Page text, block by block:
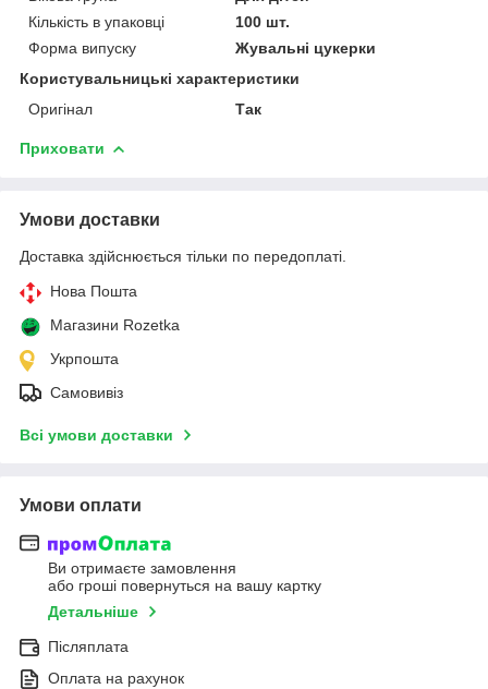
Кількість в упаковці
100 шт.
Форма випуску
Жувальні цукерки
Користувальницькі характеристики
Оригінал
Так
Приховати
Умови доставки
Доставка здійснюється тільки по передоплаті.
Нова Пошта
Магазини Rozetka
Укрпошта
Самовивіз
Всі умови доставки
Умови оплати
Ви отримаєте замовлення
або гроші повернуться на вашу картку
Детальніше
Післяплата
Оплата на рахунок